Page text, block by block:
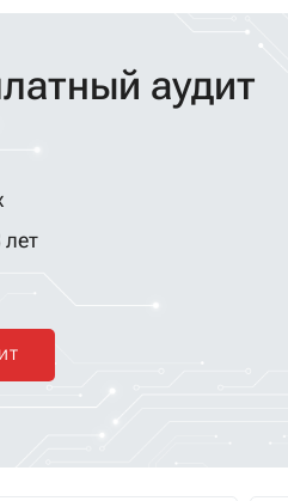
аудит